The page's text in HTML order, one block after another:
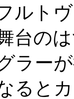
ルト
台の
ラー
ると